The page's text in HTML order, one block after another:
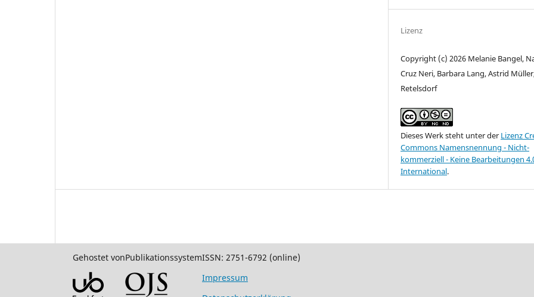
Lizenz
Copyright (c) 2026 Melanie Bangel,
Cruz Neri, Barbara Lang, Astrid
Retelsdorf
Dieses Werk steht unter der Lizenz
Commons Namensnennung - Nicht-
kommerziell - Keine Bearbeitungen
International.
Gehostet vonPublikationssystemISSN: 2751-6792 (online)
Impressum